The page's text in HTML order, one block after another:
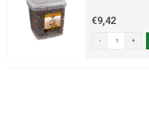
€9,42
- +